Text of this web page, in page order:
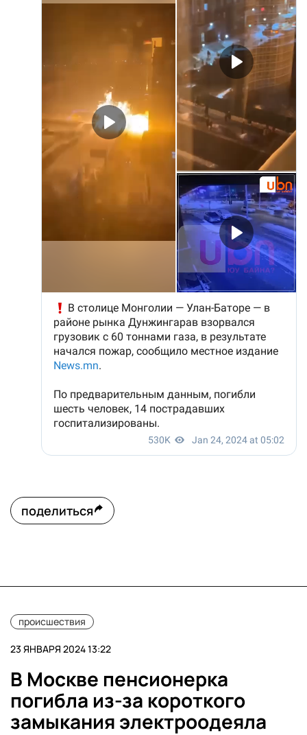
поделиться
происшествия
23 ЯНВАРЯ 2024 13:22
В Москве пенсионерка
погибла из-за короткого
замыкания электроодеяла